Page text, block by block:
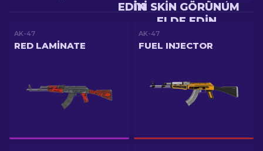
IYI SKIN GÖRÜNÜM
ELDE EDIN
EDIN
AK-47
RED LAMINATE
AK-47
FUEL INJECTOR